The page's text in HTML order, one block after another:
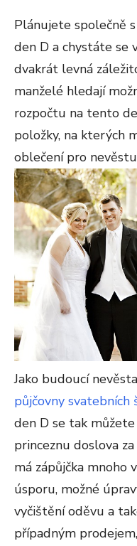
Plánujete společně
den D a chystáte se
dvakrát levná
manželé hledají
rozpočtu na tento
položky, na kterých
oblečení pro
Jako budoucí
půjčovny svatebních
den D se tak
princeznu doslova
má zápůjčka mnoho
úsporu, možné
vyčištění oděvu a
případným